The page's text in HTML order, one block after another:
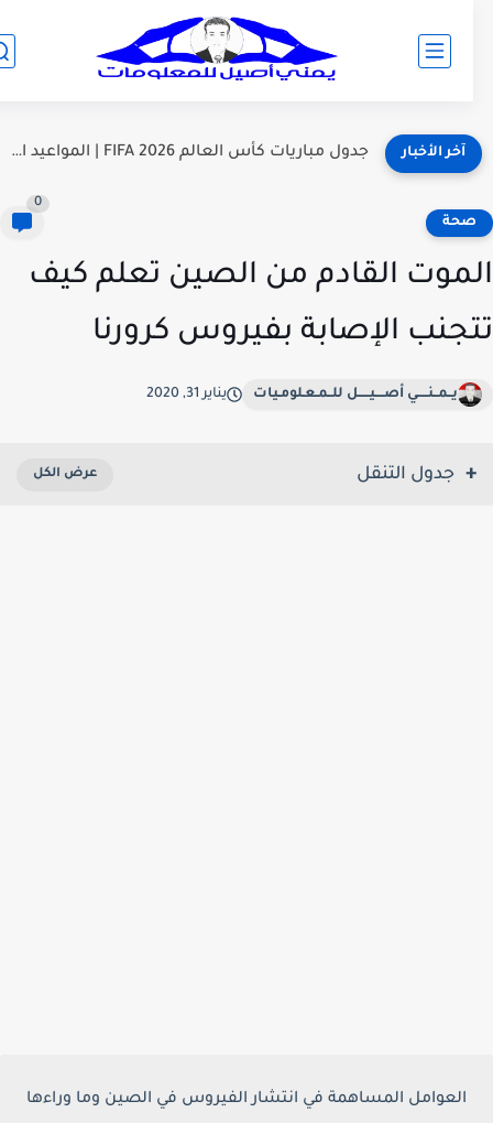
آخر الأخبار جدول مباريات كأس العالم FIFA 2026 | المواعيد الكاملة والمحدّثة...
القادم من الصين تعلم كيف
الإصابة بفيروس كرورنا
يــمــنـــــي أصــــيـــــل للــمـعـلومـيات يناير 31, 2020
جدول التنقل
العوامل المساهمة في انتشار الفيروس في الصين وما وراءها